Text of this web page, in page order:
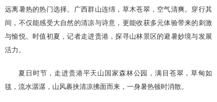
远离暑热的热门选择。广西群山连绵，草木苍翠，空气清爽。穿行其
间，不仅能感受大自然的清凉与诗意，更能收获多元体验带来的刺激
与愉悦。时值初夏，记者走进贵港，探寻山林景区的避暑妙境与发展
活力。
夏日时节，走进贵港平天山国家森林公园，满目苍翠，草甸如
毯，流水潺潺，山风裹挟清凉拂面而来，一身暑热顿时消散。